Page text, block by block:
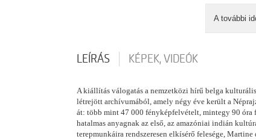
A további
LEÍRÁS KÉPEK, VIDEÓK
A kiállítás válogatás a nemzetközi hírű belga
létrejött archívumából, amely négy éve került a
át: több mint 47 000 fényképfelvételt, mintegy 90 óra
hatalmas anyagnak az első, az amazóniai indián
terepmunkáira rendszeresen elkísérő felesége,